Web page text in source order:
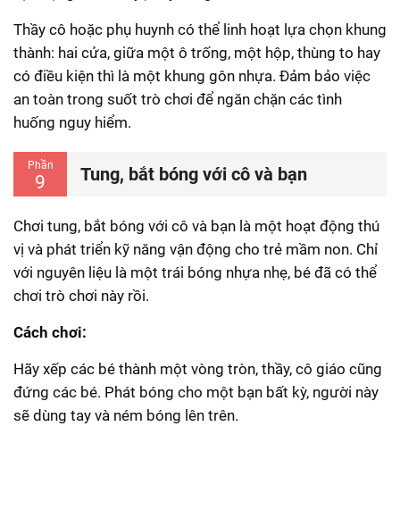
Thầy cô hoặc phụ huynh có thể linh hoạt lựa chọn khung
thành: hai cửa, giữa một ô trống, một hộp, thùng to hay
có điều kiện thì là một khung gôn nhựa. Đảm bảo việc
an toàn trong suốt trò chơi để ngăn chặn các tình
huống nguy hiểm.
Phần
9 Tung, bắt bóng với cô và bạn
Chơi tung, bắt bóng với cô và bạn là một hoạt động thú
vị và phát triển kỹ năng vận động cho trẻ mầm non. Chỉ
với nguyên liệu là một trái bóng nhựa nhẹ, bé đã có thể
chơi trò chơi này rồi.
Cách chơi:
Hãy xếp các bé thành một vòng tròn, thầy, cô giáo cũng
đứng các bé. Phát bóng cho một bạn bất kỳ, người này
sẽ dùng tay và ném bóng lên trên.